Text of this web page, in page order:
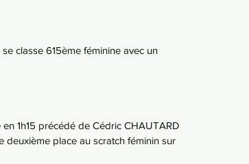
classe 615ème féminine avec un
1h15 précédé de Cédric CHAUTARD
deuxième place au scratch féminin sur